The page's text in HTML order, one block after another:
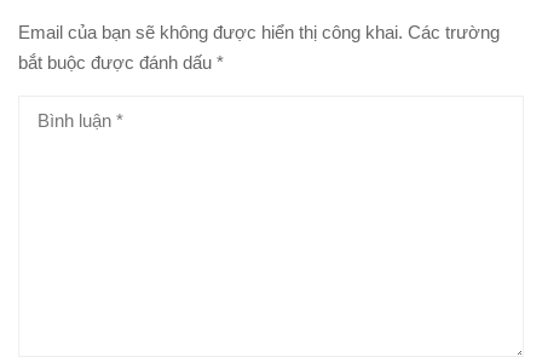
Email của bạn sẽ không được hiển thị công khai. Các trường
bắt buộc được đánh dấu *